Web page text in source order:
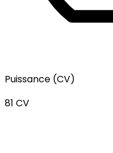
Puissance (CV)
81 CV